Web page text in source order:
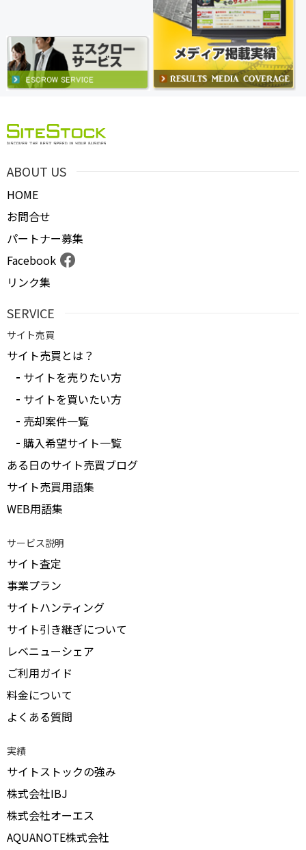
ABOUT US
HOME
お問合せ
パートナー募集
Facebook
リンク集
SERVICE
サイト売買
サイト売買とは？
サイトを売りたい方
サイトを買いたい方
売却案件一覧
購入希望サイト一覧
ある日のサイト売買ブログ
サイト売買用語集
WEB用語集
サービス説明
サイト査定
事業プラン
サイトハンティング
サイト引き継ぎについて
レベニューシェア
ご利用ガイド
料金について
よくある質問
実績
サイトストックの強み
株式会社IBJ
株式会社オーエス
AQUANOTE株式会社